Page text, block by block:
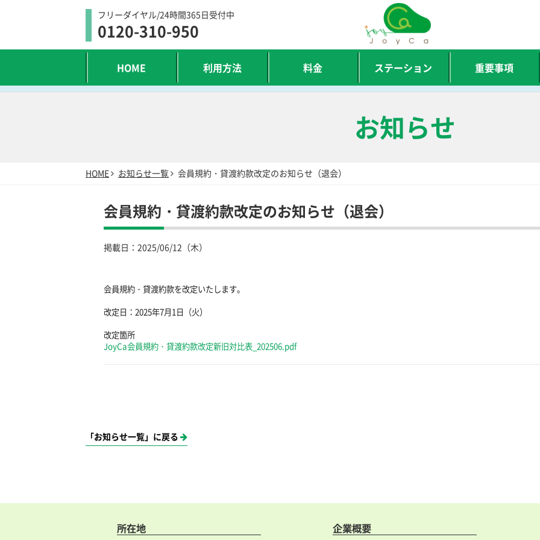
フリーダイヤル/24時間365日受付中
0120-310-950
HOME 利用方法 料金 ステーション 重要事項
お知らせ
HOME お知らせ一覧 会員規約・貸渡約款改定のお知らせ（退会）
会員規約・貸渡約款改定のお知らせ（退会）
掲載日： 2025/06/12（木）
会員規約・貸渡約款を改定いたします。
改定日：2025年7月1日（火）
改定箇所
JoyCa会員規約・貸渡約款改定新旧対比表_202506.pdf
「お知らせ一覧」に戻る
所在地 企業概要